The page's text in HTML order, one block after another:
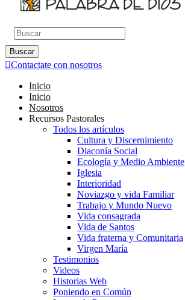
Buscar
Contactate con nosotros
Inicio
Inicio
Nosotros
Recursos Pastorales
Todos los artículos
Cultura y Discernimiento
Diaconía Social
Ecología y Medio Ambiente
Iglesia
Interioridad
Noviazgo y vida Familiar
Trabajo y Mundo Nuevo
Vida consagrada
Vida de Santos
Vida fraterna y Comunitaria
Virgen María
Testimonios
Videos
Historias Web
Poniendo en Común